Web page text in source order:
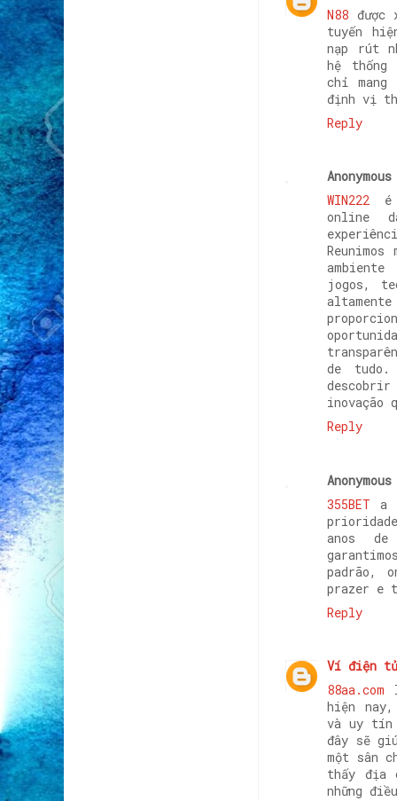
N88
tuyến
nạp rút
hệ thống
chỉ
định vị
Reply
Anonymous
WIN222
online
jogos,
de tudo.
inovação
Reply
Anonymous
355BETa
anos
padrão,
prazer e
Reply
Ví điện
88aa.com
hiện
và uy
đây sẽ
một sân
thấy địa
những